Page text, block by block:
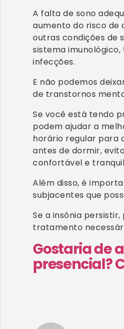
A falta de sono
aumento do risco de
outras condições de
sistema
infecções.
E não podemos
de transtornos
Se você está tendo
podem ajudar a
horário regular para
antes de dormir,
confortável e
Além disso, é
subjacentes que
Se a insônia
tratamento
Gostaria de
presencial?